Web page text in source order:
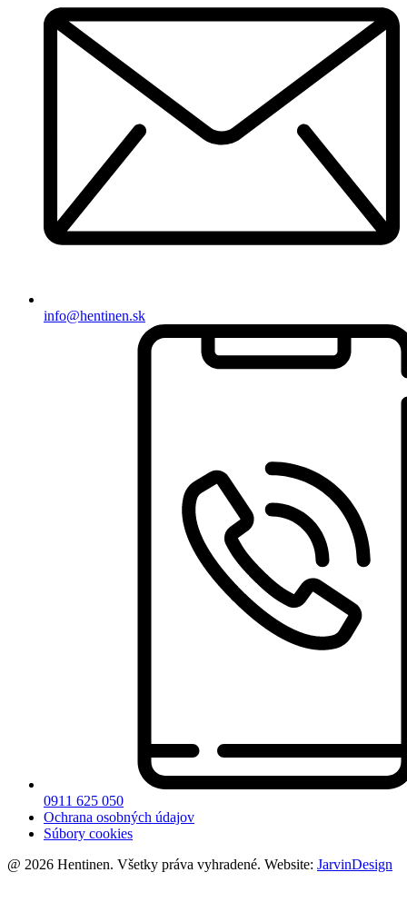
info@hentinen.sk
0911 625 050
Ochrana osobných údajov
Súbory cookies
@ 2026 Hentinen. Všetky práva vyhradené. Website: JarvinDesign